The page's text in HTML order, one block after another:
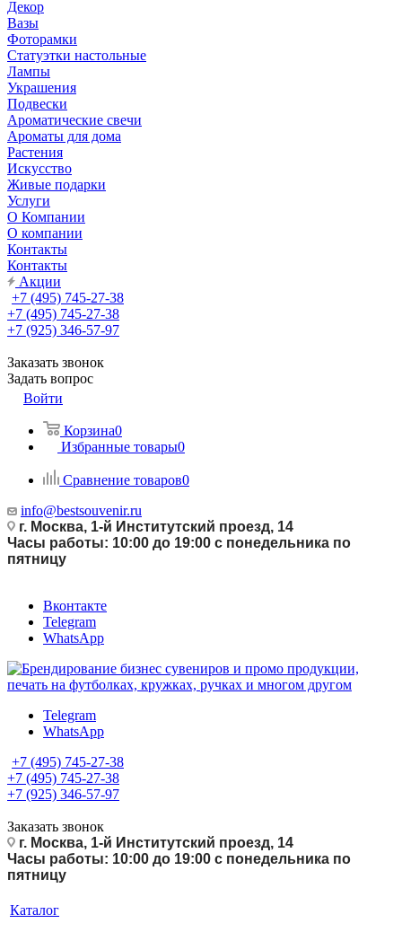
Декор
Вазы
Фоторамки
Статуэтки настольные
Лампы
Украшения
Подвески
Ароматические свечи
Ароматы для дома
Растения
Искусство
Живые подарки
Услуги
О Компании
О компании
Контакты
Контакты
Акции
+7 (495) 745-27-38
+7 (495) 745-27-38
+7 (925) 346-57-97
Заказать звонок
Задать вопрос
Войти
Корзина0
Избранные товары0
Сравнение товаров0
info@bestsouvenir.ru
г. Москва, 1-й Институтский проезд, 14
Часы работы: 10:00 до 19:00 с понедельника по
пятницу
Вконтакте
Telegram
WhatsApp
Telegram
WhatsApp
+7 (495) 745-27-38
+7 (495) 745-27-38
+7 (925) 346-57-97
Заказать звонок
г. Москва, 1-й Институтский проезд, 14
Часы работы: 10:00 до 19:00 с понедельника по
пятницу
Каталог